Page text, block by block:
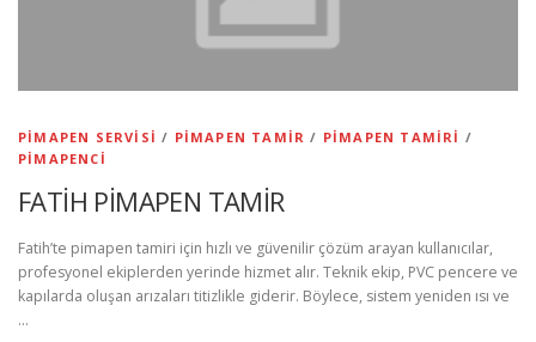
PIMAPEN SERVISI / PIMAPEN TAMIR / PIMAPEN TAMIRI /
PIMAPENCI
FATİH PİMAPEN TAMİR
Fatih’te pimapen tamiri için hızlı ve güvenilir çözüm arayan kullanıcılar,
profesyonel ekiplerden yerinde hizmet alır. Teknik ekip, PVC pencere ve
kapılarda oluşan arızaları titizlikle giderir. Böylece, sistem yeniden ısı ve
…